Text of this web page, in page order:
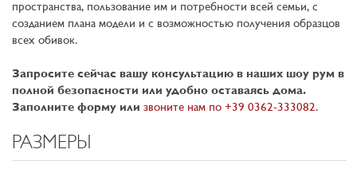
пространства, пользование им и потребности всей семьи, с
созданием плана модели и с возможностью получения образцов
всех обивок.
Запросите сейчас вашу консультацию в наших шоу рум в
полной безопасности или удобно оставаясь дома.
Заполните форму или звоните нам по +39 0362-333082.
РАЗМЕРЫ